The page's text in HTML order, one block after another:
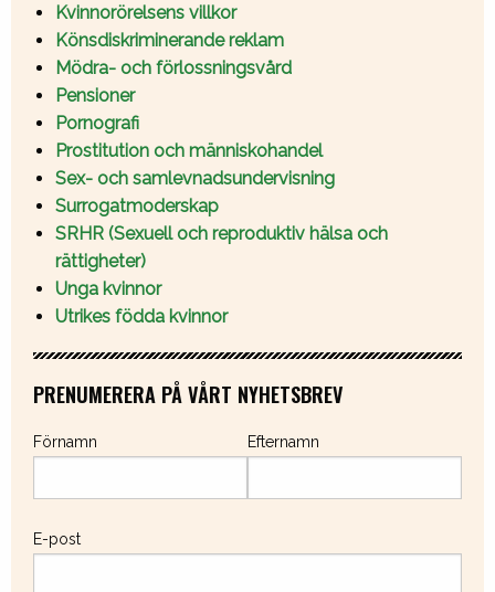
Kvinnorörelsens villkor
Könsdiskriminerande reklam
Mödra- och förlossningsvård
Pensioner
Pornografi
Prostitution och människohandel
Sex- och samlevnadsundervisning
Surrogatmoderskap
SRHR (Sexuell och reproduktiv hälsa och
rättigheter)
Unga kvinnor
Utrikes födda kvinnor
PRENUMERERA PÅ VÅRT NYHETSBREV
Förnamn Efternamn
E-post